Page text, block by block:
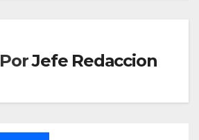
PorJefe Redaccion